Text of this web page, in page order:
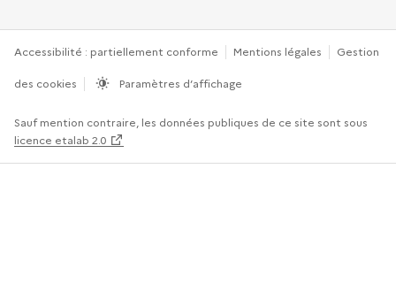
Accessibilité : partiellement conforme Mentions légales Gestion
des cookies Paramètres d’affichage
Sauf mention contraire, les données publiques de ce site sont sous
licence etalab 2.0